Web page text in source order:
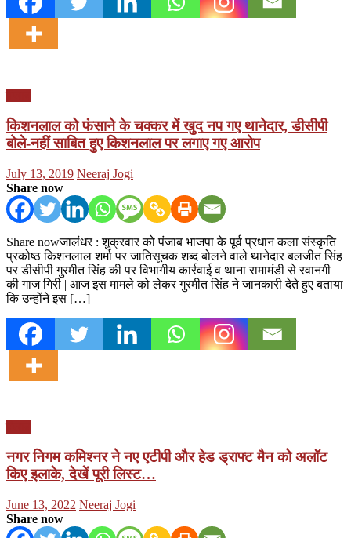
किशनलाल को फंसाने के चक्कर में खुद नप गए थानेदार, डीसीपी
बोले-नहीं साबित हुए किशनलाल पर लगाए गए आरोप
Posted
on
July 13, 2019 Author
Neeraj Jogi
Share now
Share nowजालंधर : शुक्रवार को पंजाब भाजपा के पूर्व प्रधान कला संस्कृति
प्रकोष्ठ किशनलाल शर्मा पर जातिसूचक शब्द बोलने वाले थानेदार बलजीत सिंह
पर डीसीपी गुरमीत सिंह की पर विभागीय कार्रवाई व थाना रामामंडी से रवानगी
की गाज गिरी | आज इस मामले को लेकर गुरमीत सिंह ने जानकारी देते हुए बताया
कि उन्होंने इस […]
नगर निगम कमिश्नर ने नए एटीपी और हेड ड्राफ्ट मैन को अलॉट
किए इलाके, देखें पूरी लिस्ट…
Posted
on
June 13, 2022 Author
Neeraj Jogi
Share now